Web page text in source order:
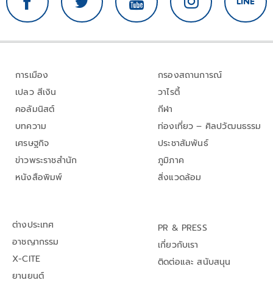
การเมือง
เปลว สีเงิน
คอลัมนิสต์
บทความ
เศรษฐกิจ
ข่าวพระราชสำนัก
หนังสือพิมพ์
กรองสถานการณ์
วาไรตี้
กีฬา
ท่องเที่ยว – ศิลปวัฒนธรรม
ประชาสัมพันธ์
ภูมิภาค
สิ่งแวดล้อม
ต่างประเทศ
อาชญากรรม
X-CITE
ยานยนต์
PR & PRESS
เกี่ยวกับเรา
ติดต่อและ สนับสนุน